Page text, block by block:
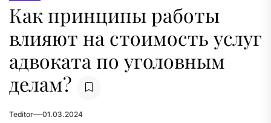
Как принципы работы
влияют на стоимость услуг
адвоката по уголовным
делам?
Teditor 01.03.2024